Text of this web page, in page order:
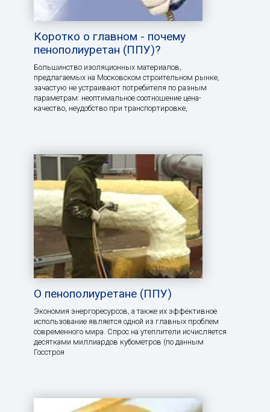
Коротко о главном - почему
пенополиуретан (ППУ)?
Большинство изоляционных материалов,
предлагаемых на Московском строительном рынке,
зачастую не устраивают потребителя по разным
параметрам: неоптимальное соотношение цена-
качество, неудобство при транспортировке,
О пенополиуретане (ППУ)
Экономия энергоресурсов, а также их эффективное
использование является одной из главных проблем
современного мира. Спрос на утеплители исчисляется
десятками миллиардов кубометров (по данным
Госстроя